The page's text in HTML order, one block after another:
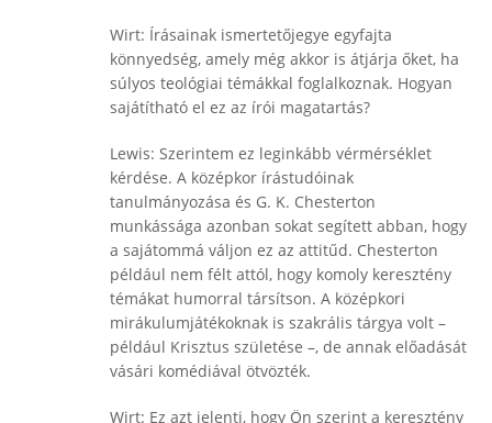
Wirt: Írásainak ismertetőjegye egyfajta
könnyedség, amely még akkor is átjárja őket, ha
súlyos teológiai témákkal foglalkoznak. Hogyan
sajátítható el ez az írói magatartás?
Lewis: Szerintem ez leginkább vérmérséklet
kérdése. A középkor írástudóinak
tanulmányozása és G. K. Chesterton
munkássága azonban sokat segített abban, hogy
a sajátommá váljon ez az attitűd. Chesterton
például nem félt attól, hogy komoly keresztény
témákat humorral társítson. A középkori
mirákulumjátékoknak is szakrális tárgya volt –
például Krisztus születése –, de annak előadását
vásári komédiával ötvözték.
Wirt: Ez azt jelenti, hogy Ön szerint a keresztény